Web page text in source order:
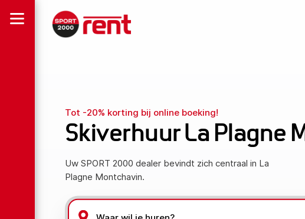
Tot -20% korting bij online boeking!
Skiverhuur La Plagne
Uw SPORT 2000 dealer bevindt zich centraal in La
Plagne Montchavin.